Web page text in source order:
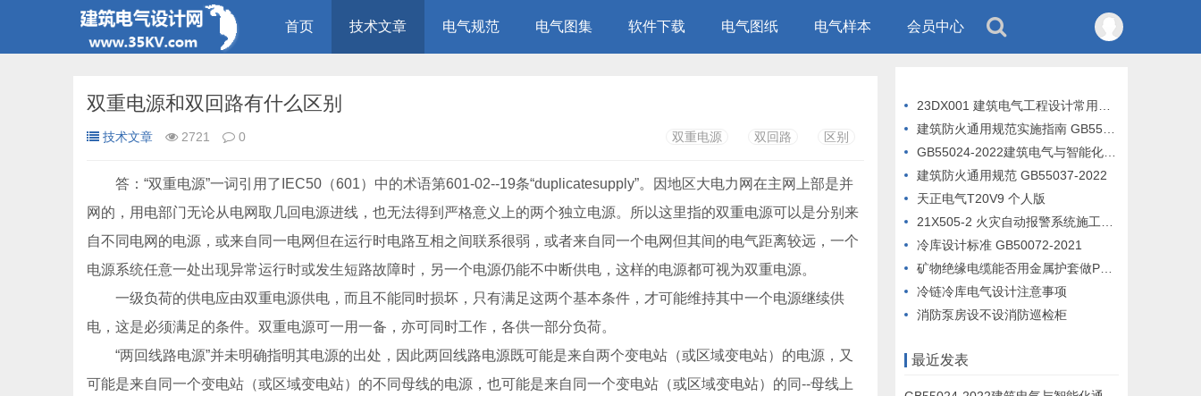
首页 技术文章 电气规范 电气图集 软件下载 电气图纸 电气样本 会员中心
双重电源和双回路有什么区别
技术文章 2721 0 双重电源 双回路 区别
答：“双重电源”一词引用了IEC50（601）中的术语第601-02--19条“duplicatesupply”。因地区大电力网在主网上部是并
网的，用电部门无论从电网取几回电源进线，也无法得到严格意义上的两个独立电源。所以这里指的双重电源可以是分别来
自不同电网的电源，或来自同一电网但在运行时电路互相之间联系很弱，或者来自同一个电网但其间的电气距离较远，一个
电源系统任意一处出现异常运行时或发生短路故障时，另一个电源仍能不中断供电，这样的电源都可视为双重电源。
一级负荷的供电应由双重电源供电，而且不能同时损坏，只有满足这两个基本条件，才可能维持其中一个电源继续供
电，这是必须满足的条件。双重电源可一用一备，亦可同时工作，各供一部分负荷。
“两回线路电源”并未明确指明其电源的出处，因此两回线路电源既可能是来自两个变电站（或区域变电站）的电源，又
可能是来自同一个变电站（或区域变电站）的不同母线的电源，也可能是来自同一个变电站（或区域变电站）的同--母线上
23DX001 建筑电气工程设计常用图形和文字符号
建筑防火通用规范实施指南 GB55037-2022
GB55024-2022建筑电气与智能化通用规范 宣贯完整版PPT
建筑防火通用规范 GB55037-2022
天正电气T20V9 个人版
21X505-2 火灾自动报警系统施工及验收标准
冷库设计标准 GB50072-2021
矿物绝缘电缆能否用金属护套做PE线
冷链冷库电气设计注意事项
消防泵房设不设消防巡检柜
最近发表